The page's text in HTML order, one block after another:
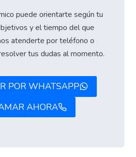
puede orientarte según tu
y el tiempo del que
atenderte por teléfono o
tus dudas al momento.
POR WHATSAPP
AHORA